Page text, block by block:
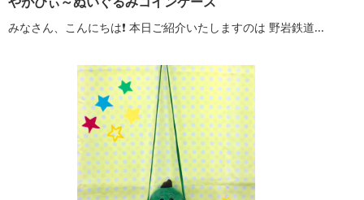
みなさん、こんにちは❗️ 本日ご紹介いたしますのは 野岩鉄道...